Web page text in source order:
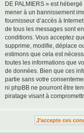
DE PALMIERS » est
mener à un bannissement
fournisseur d’accès à
de tous les messages sont
conditions. Vous acceptez
supprime, modifie, déplace
estimons que cela est
toutes les informations que
de données. Bien que ces
partie sans votre
ni phpBB ne pourront être
piratage visant à